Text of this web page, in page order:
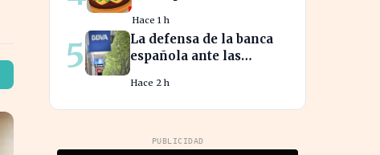
de la carne monetaria
Hace 1 h
5
La defensa de la banca
española ante las
confianza del
consumidor hipotecario
Hace 2 h
PUBLICIDAD